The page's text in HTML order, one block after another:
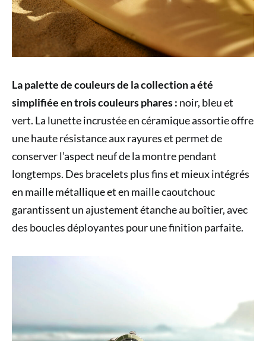
La palette de couleurs de la collection a été
simplifiée en trois couleurs phares : noir, bleu et
vert. La lunette incrustée en céramique assortie offre
une haute résistance aux rayures et permet de
conserver l’aspect neuf de la montre pendant
longtemps. Des bracelets plus fins et mieux intégrés
en maille métallique et en maille caoutchouc
garantissent un ajustement étanche au boîtier, avec
des boucles déployantes pour une finition parfaite.